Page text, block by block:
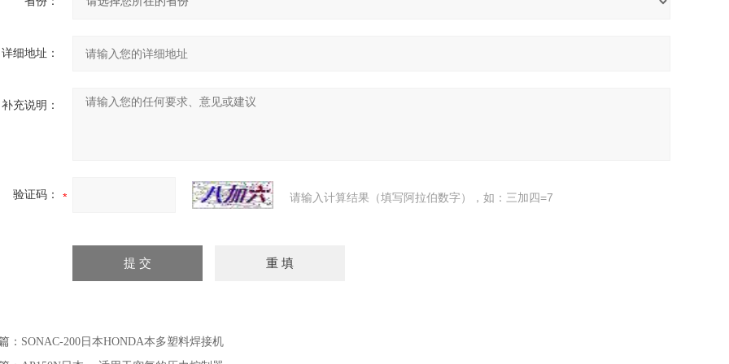
详细地址：
补充说明：
验证码： 请输入计算结果（填写阿拉伯数字），如：三加四=7
： SONAC-200日本HONDA本多塑料焊接机